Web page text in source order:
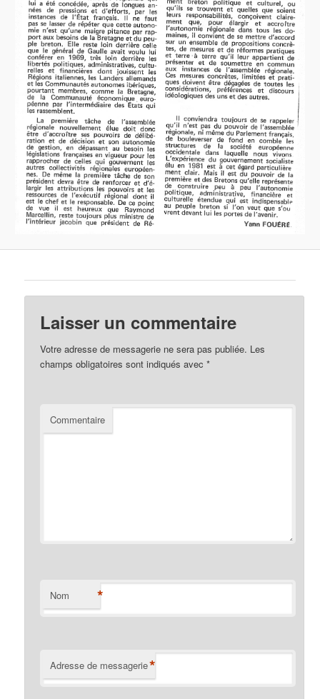
Laisser un commentaire
Votre adresse de messagerie ne sera pas publiée. Les
champs obligatoires sont indiqués avec*
Commentaire
Nom *
Adresse de messagerie*